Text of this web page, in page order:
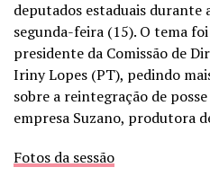
deputados estaduais durante
segunda-feira (15). O tema
presidente da Comissão de
Iriny Lopes (PT), pedindo
sobre a reintegração de
empresa Suzano, produtora
Fotos da sessão